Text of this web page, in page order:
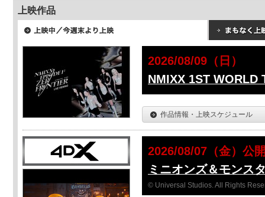
上映作品
2026/08/09（日）
NMIXX 1ST WORLD
作品情報・上映スケジュール
2026/08/07（金）公
ミニオンズ＆モンス
© Universal Studios. All Rights